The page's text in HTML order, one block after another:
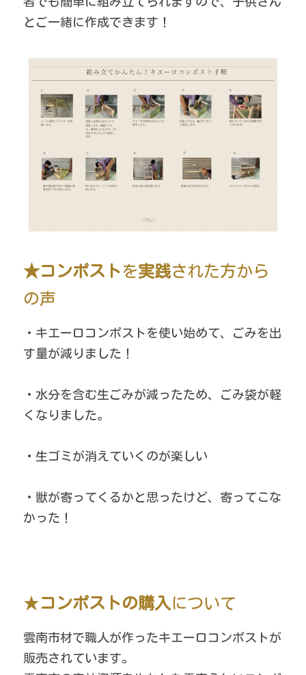
とご一緒に作成できます！
★コンポスト を実践された方から
の声
・キエーロコンポストを使い始めて、ごみを出
す量が減りました！
・水分を含む生ごみが減ったため、ごみ袋が軽
くなりました。
・生ゴミが消えていくのが楽しい
・獣が寄ってくるかと思ったけど、寄ってこな
かった！
★コンポストの購入 について
雲南市材で職人が作ったキエーロコンポストが
販売されています。